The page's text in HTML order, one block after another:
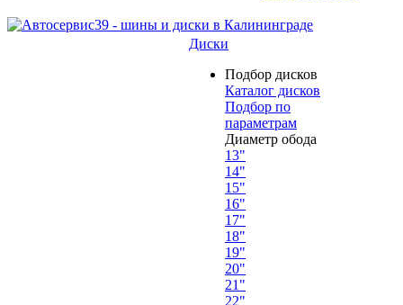
Диски
Подбор дисков
Каталог дисков
Подбор по
параметрам
Диаметр обода
13"
14"
15"
16"
17"
18"
19"
20"
21"
22"